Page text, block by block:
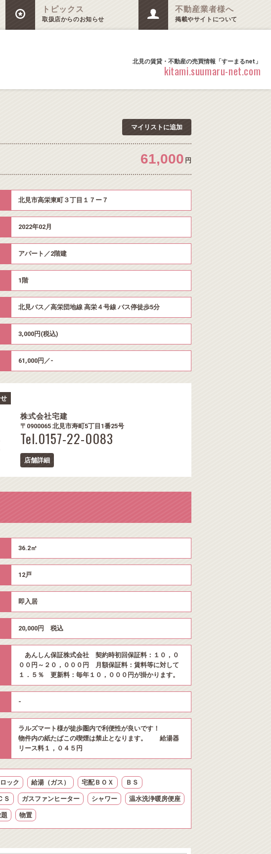
トピックス
取扱店からのお知らせ
不動産業者様へ
掲載やサイトについて
北見の賃貸・不動産の売買情報「すーまるnet」
kitami.suumaru-net.com
マイリストに追加
61,000 円
北見市高栄東町３丁目１７ー７
2022年02月
アパート／2階建
1階
北見バス／高栄団地線 高栄４号線 バス停徒歩5分
3,000円(税込)
61,000円／-
株式会社宅建
〒0900065 北見市寿町5丁目1番25号
Tel.0157-22-0083
店舗詳細
36.2㎡
12戸
即入居
20,000円 税込
あんしん保証株式会社 契約時初回保証料：１０，０
００円～２０，０００円 月額保証料：賃料等に対して
１．５％ 更新料：毎年１０，０００円が掛かります。
-
ラルズマート様が徒歩圏内で利便性が良いです！
物件内の紙たばこの喫煙は禁止となります。 給湯器
リース料１，０４５円
ック 給湯（ガス） 宅配ＢＯＸ ＢＳ
Ｓ ガスファンヒーター シャワー 温水洗浄暖房便座
物置